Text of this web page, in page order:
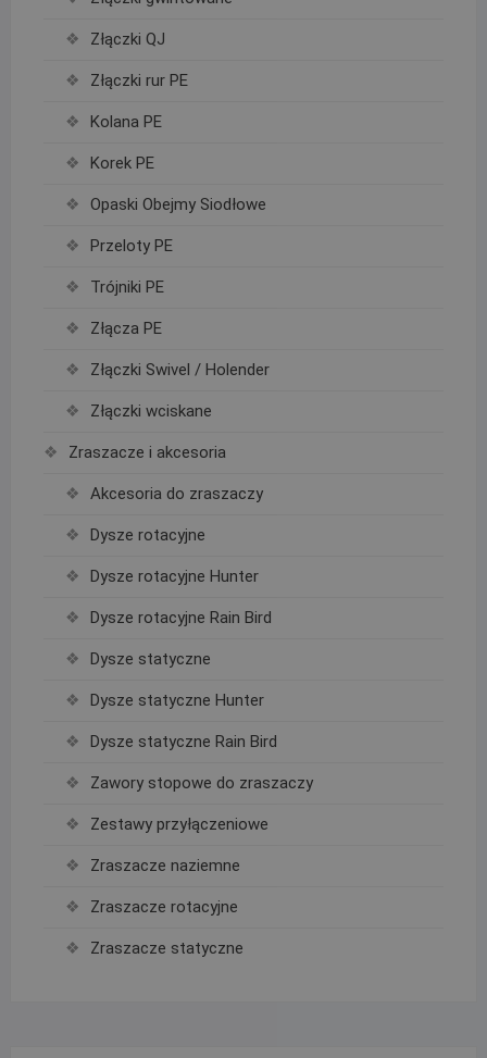
Złączki QJ
Złączki rur PE
Kolana PE
Korek PE
Opaski Obejmy Siodłowe
Przeloty PE
Trójniki PE
Złącza PE
Złączki Swivel / Holender
Złączki wciskane
Zraszacze i akcesoria
Akcesoria do zraszaczy
Dysze rotacyjne
Dysze rotacyjne Hunter
Dysze rotacyjne Rain Bird
Dysze statyczne
Dysze statyczne Hunter
Dysze statyczne Rain Bird
Zawory stopowe do zraszaczy
Zestawy przyłączeniowe
Zraszacze naziemne
Zraszacze rotacyjne
Zraszacze statyczne